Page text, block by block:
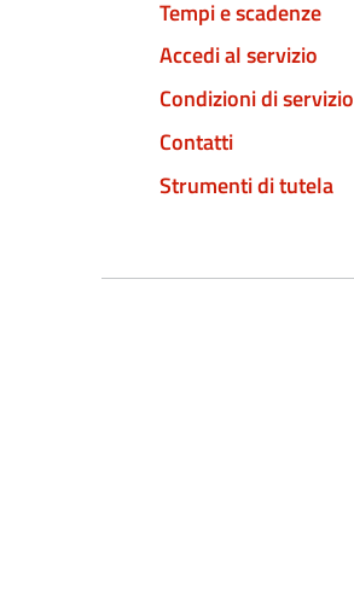
Tempi e scadenze
Accedi al servizio
Condizioni di servizio
Contatti
Strumenti di tutela